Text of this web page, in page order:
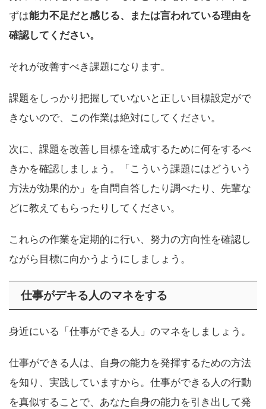
ずは能力不足だと感じる、または言われている理由を
確認してください。
それが改善すべき課題になります。
課題をしっかり把握していないと正しい目標設定がで
きないので、この作業は絶対にしてください。
次に、課題を改善し目標を達成するために何をするべ
きかを確認しましょう。「こういう課題にはどういう
方法が効果的か」を自問自答したり調べたり、先輩な
どに教えてもらったりしてください。
これらの作業を定期的に行い、努力の方向性を確認し
ながら目標に向かうようにしましょう。
仕事がデキる人のマネをする
身近にいる「仕事ができる人」のマネをしましょう。
仕事ができる人は、自身の能力を発揮するための方法
を知り、実践していますから。仕事ができる人の行動
を真似することで、あなた自身の能力を引き出して発